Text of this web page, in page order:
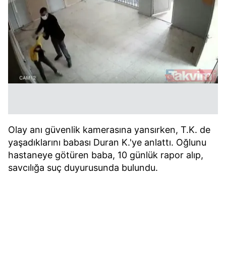
Olay anı güvenlik kamerasına yansırken, T.K. de
yaşadıklarını babası Duran K.'ye anlattı. Oğlunu
hastaneye götüren baba, 10 günlük rapor alıp,
savcılığa suç duyurusunda bulundu.